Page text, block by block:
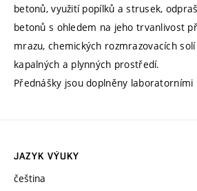
betonů, využití popílků a strusek,
betonů s ohledem na jeho trvanlivost
mrazu, chemických rozmrazovacích
kapalných a plynných prostředí.
Přednášky jsou doplněny laboratorními
JAZYK VÝUKY
čeština